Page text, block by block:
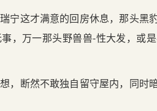
宁这才满意的回房休息，那头黑
，万一那头野兽兽-性大发，或
，断然不敢独自留守屋内，同时